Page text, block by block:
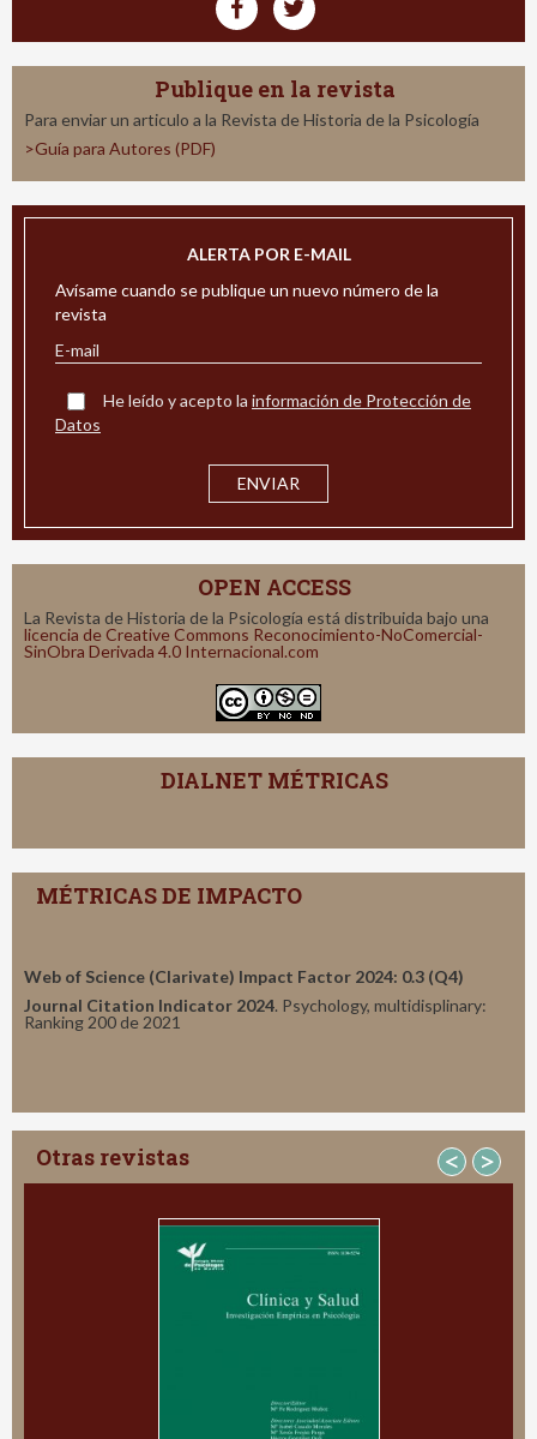
Publique en la revista
Para enviar un articulo a la Revista de Historia de la Psicología
>Guía para Autores (PDF)
ALERTA POR E-MAIL
Avísame cuando se publique un nuevo número de la
revista
He leído y acepto la información de Protección de
Datos
OPEN ACCESS
La Revista de Historia de la Psicología está distribuida bajo una
licencia de Creative Commons Reconocimiento-NoComercial-
SinObra Derivada 4.0 Internacional.com
DIALNET MÉTRICAS
MÉTRICAS DE IMPACTO
Web of Science (Clarivate) Impact Factor 2024: 0.3 (Q4)
Journal Citation Indicator 2024. Psychology, multidisplinary:
Ranking 200 de 2021
Otras revistas < >